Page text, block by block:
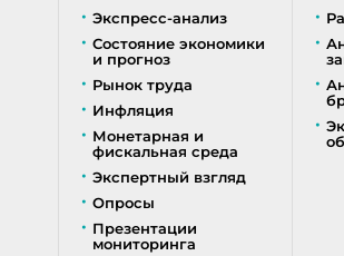
Экспресс-анализ
Состояние экономики
и прогноз
Рынок труда
Инфляция
Монетарная и
фискальная среда
Экспертный взгляд
Опросы
Презентации
мониторинга